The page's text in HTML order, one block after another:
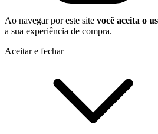
Ao navegar por este site você aceita o
a sua experiência de compra.
Aceitar e fechar